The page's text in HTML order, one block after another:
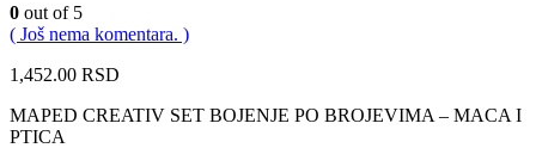
0 out of 5
( Još nema komentara. )
1,452.00 RSD
MAPED CREATIV SET BOJENJE PO BROJEVIMA – MACA I
PTICA